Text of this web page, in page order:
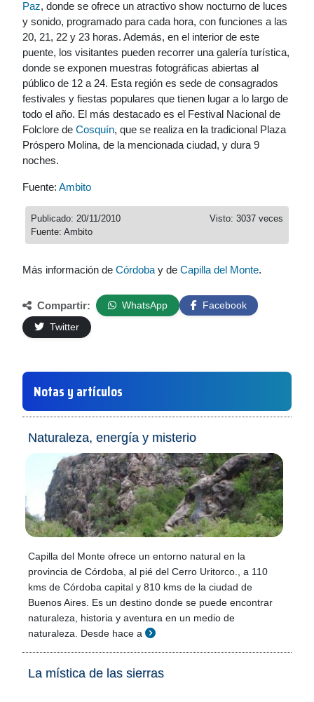
Paz, donde se ofrece un atractivo show nocturno de luces
y sonido, programado para cada hora, con funciones a las
20, 21, 22 y 23 horas. Además, en el interior de este
puente, los visitantes pueden recorrer una galería turística,
donde se exponen muestras fotográficas abiertas al
público de 12 a 24. Esta región es sede de consagrados
festivales y fiestas populares que tienen lugar a lo largo de
todo el año. El más destacado es el Festival Nacional de
Folclore de Cosquín, que se realiza en la tradicional Plaza
Próspero Molina, de la mencionada ciudad, y dura 9
noches.
Fuente: Ambito
Visto: 3037 veces
Publicado: 20/11/2010
Fuente: Ambito
Más información de Córdoba y de Capilla del Monte.
Compartir: WhatsApp
Facebook
Twitter
Notas y artículos
Naturaleza, energía y misterio
Capilla del Monte ofrece un entorno natural en la
provincia de Córdoba, al pié del Cerro Uritorco., a 110
kms de Córdoba capital y 810 kms de la ciudad de
Buenos Aires. Es un destino donde se puede encontrar
naturaleza, historia y aventura en un medio de
naturaleza. Desde hace a
La mística de las sierras